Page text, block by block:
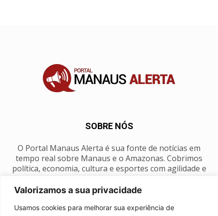
Valorizamos a sua privacidade
Usamos cookies para melhorar sua experiência de
SOBRE NÓS
O Portal Manaus Alerta é sua fonte de notícias em
tempo real sobre Manaus e o Amazonas. Cobrimos
política, economia, cultura e esportes com agilidade e